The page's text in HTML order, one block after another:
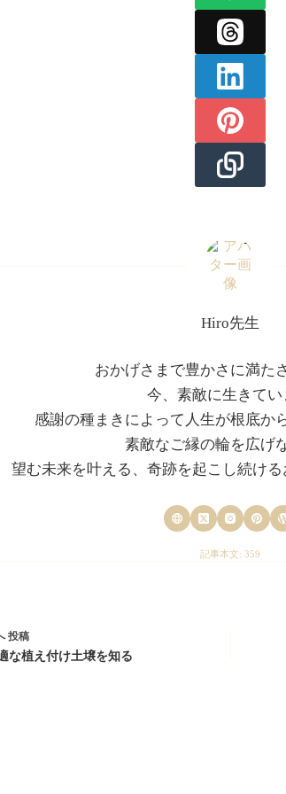
Hiro先生
おかげさまで豊かさに満た
今、素敵に生きてい
感謝の種まきによって人生が根底か
素敵なご縁の輪を広げ
望む未来を叶える、奇跡を起こし続ける
記事本文: 359
投稿
な植え付け土壌を知る